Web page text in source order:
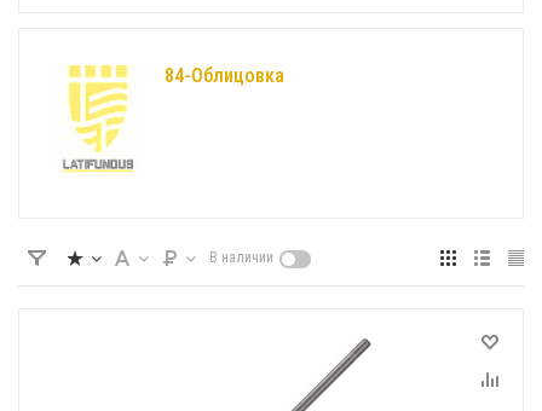
84-Облицовка
В наличии